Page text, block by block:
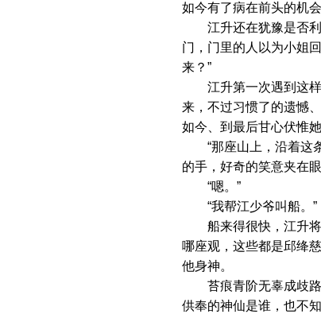
如今有了病在前头的机
江升还在犹豫是否利
门，门里的人以为小姐
来？”
江升第一次遇到这样
来，不过习惯了的遗憾
如今、到最后甘心伏惟
“那座山上，沿着这条
的手，好奇的笑意夹在
“嗯。”
“我帮江少爷叫船。”
船来得很快，江升将
哪座观，这些都是邱绛
他身神。
苔痕青阶无辜成歧路
供奉的神仙是谁，也不